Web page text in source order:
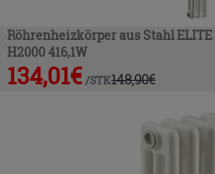
Röhrenheizkörper aus Stahl
H2000 416,1W
134,01€ /STK148,90€